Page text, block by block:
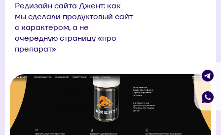
Редизайн сайта Джент: как
мы сделали продуктовый сайт
с характером, а не
очередную страницу «про
препарат»